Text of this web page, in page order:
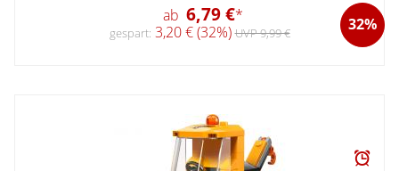
ab 6,79 €* 32%
gespart: 3,20 € (32%)UVP 9,99 €